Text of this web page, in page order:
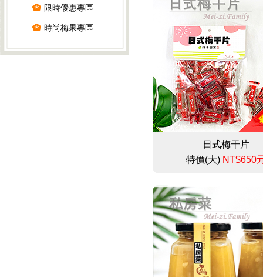
限時優惠專區
時尚梅果專區
日式梅干片
特價(大) NT$650